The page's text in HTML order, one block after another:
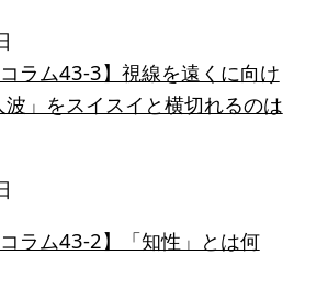
る
さんへ
コラム43-3】視線を遠くに向け
」をスイスイと横切れるのは
コラム43-2】「知性」とは何